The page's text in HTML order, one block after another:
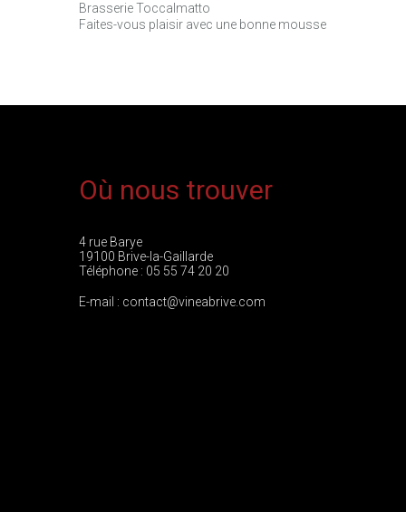
Brasserie Toccalmatto
Faites-vous plaisir avec une bonne mousse
Où nous trouver
4 rue Barye
19100 Brive-la-Gaillarde
Téléphone : 05 55 74 20 20
E-mail : contact@vineabrive.com